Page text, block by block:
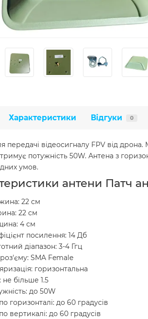
Характеристики Відгуки 0
передачі відеосигналу FPV від
потужність 50W. Антена з
умов.
антени Патч
22 см
22 см
4 см
посилення: 14 Дб
діапазон: 3-4 Ггц
SMA Female
горизонтальна
не більше 1.5
до 50W
горизонталі: до 60 градусів
вертикалі: до 60 градусів